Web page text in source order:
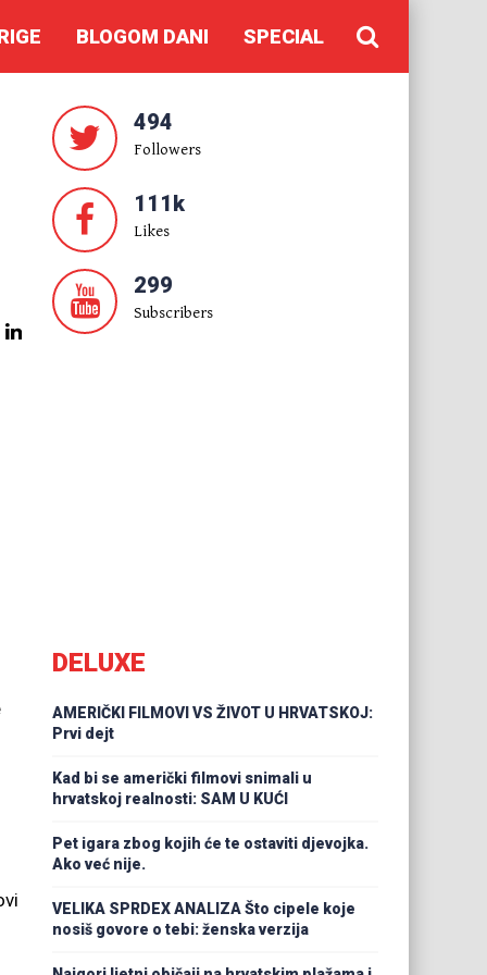
BLOGOM DANI SPECIAL
494
Followers
111k
Likes
299
Subscribers
DELUXE
AMERIČKI FILMOVI VS ŽIVOT U HRVATSKOJ:
Prvi dejt
Kad bi se američki filmovi snimali u
hrvatskoj realnosti: SAM U KUĆI
Pet igara zbog kojih će te ostaviti djevojka.
Ako već nije.
VELIKA SPRDEX ANALIZA Što cipele koje
nosiš govore o tebi: ženska verzija